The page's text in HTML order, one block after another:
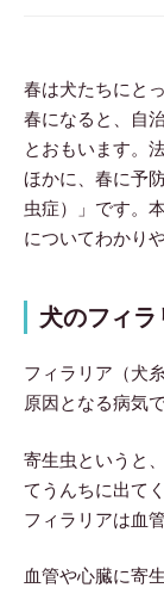
春は犬たちにと
春になると、自
とおもいます。
ほかに、春に予
虫症）」です。
についてわかり
犬のフィラ
フィラリア（犬
原因となる病気で
寄生虫というと
てうんちに出て
フィラリアは血
血管や心臓に寄